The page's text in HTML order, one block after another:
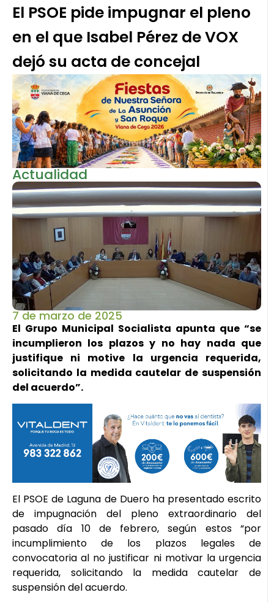
El PSOE pide impugnar el pleno
en el que Isabel Pérez de VOX
dejó su acta de concejal
Actualidad
7 de marzo de 2025
El Grupo Municipal Socialista apunta que “se
incumplieron los plazos y no hay nada que
justifique ni motive la urgencia requerida,
solicitando la medida cautelar de suspensión
del acuerdo”.
El PSOE de Laguna de Duero ha presentado escrito
de impugnación del pleno extraordinario del
pasado día 10 de febrero, según estos “por
incumplimiento de los plazos legales de
convocatoria al no justificar ni motivar la urgencia
requerida, solicitando la medida cautelar de
suspensión del acuerdo.